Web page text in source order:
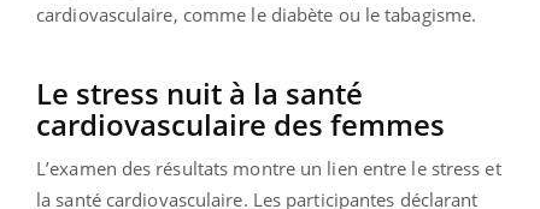
cardiovasculaire, comme le diabète ou le tabagisme.
Le stress nuit à la santé
cardiovasculaire des femmes
L’examen des résultats montre un lien entre le stress et
la santé cardiovasculaire. Les participantes déclarant